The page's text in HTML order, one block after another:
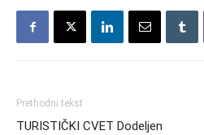
Prethodni tekst
TURISTIČKI CVET Dodeljen